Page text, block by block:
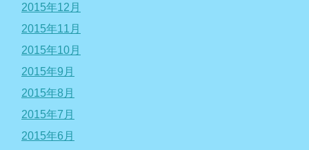
2015年12月
2015年11月
2015年10月
2015年9月
2015年8月
2015年7月
2015年6月